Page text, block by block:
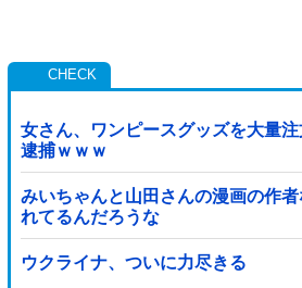
女さん、ワンピースグッズを大量
逮捕ｗｗｗ
みいちゃんと山田さんの漫画の作
れてるんだろうな
ウクライナ、ついに力尽きる